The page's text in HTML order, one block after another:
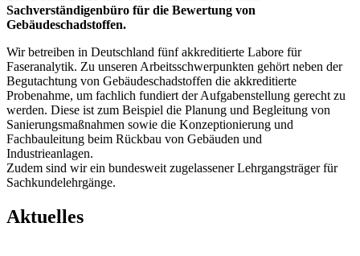
Sachverständigenbüro für die Bewertung von
Gebäudeschadstoffen.
Wir betreiben in Deutschland fünf akkreditierte Labore für
Faseranalytik. Zu unseren Arbeitsschwerpunkten gehört neben der
Begutachtung von Gebäudeschadstoffen die akkreditierte
Probenahme, um fachlich fundiert der Aufgabenstellung gerecht zu
werden. Diese ist zum Beispiel die Planung und Begleitung von
Sanierungsmaßnahmen sowie die Konzeptionierung und
Fachbauleitung beim Rückbau von Gebäuden und
Industrieanlagen.
Zudem sind wir ein bundesweit zugelassener Lehrgangsträger für
Sachkundelehrgänge.
Aktuelles